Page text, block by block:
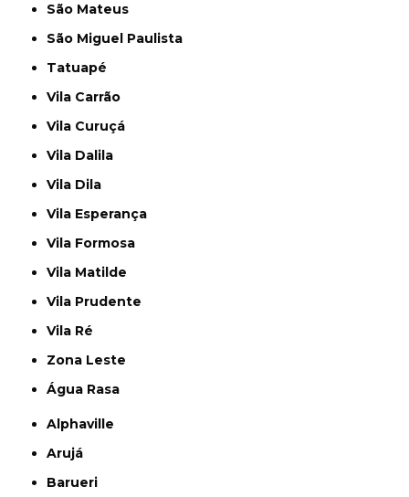
São Mateus
São Miguel Paulista
Tatuapé
Vila Carrão
Vila Curuçá
Vila Dalila
Vila Dila
Vila Esperança
Vila Formosa
Vila Matilde
Vila Prudente
Vila Ré
Zona Leste
Água Rasa
Alphaville
Arujá
Barueri